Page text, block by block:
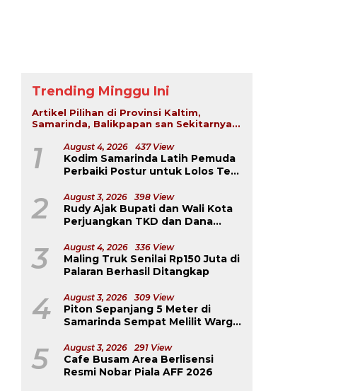
Trending Minggu Ini
Artikel Pilihan di Provinsi Kaltim,
Samarinda, Balikpapan san Sekitarnya...
1 August 4, 2026 437 View
Kodim Samarinda Latih Pemuda
Perbaiki Postur untuk Lolos Tes
2 August 3, 2026 398 View
Rudy Ajak Bupati dan Wali Kota
Perjuangkan TKD dan Dana
3 August 4, 2026 336 View
Maling Truk Senilai Rp150 Juta di
Palaran Berhasil Ditangkap
4 August 3, 2026 309 View
Piton Sepanjang 5 Meter di
Samarinda Sempat Melilit Warga
5 August 3, 2026 291 View
Cafe Busam Area Berlisensi
Resmi Nobar Piala AFF 2026